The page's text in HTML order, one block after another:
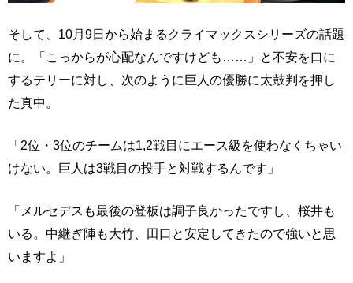
そして、10月9日から始まるクライマックスシリーズの話題
に。「こっからが心配なんですけども……」と不安を口に
するテリーに対し、次のように巨人の優勝に太鼓判を押し
た真中。
「2位・3位のチームは1,2戦目にエース級を使わなくちゃい
けない。巨人は3戦目の投手と対戦するんです」
「メルセデスも最後の登板は調子良かったですし、桜井も
いる。中継ぎ陣も大竹、田口と安定してきたので強いと思
いますよ」